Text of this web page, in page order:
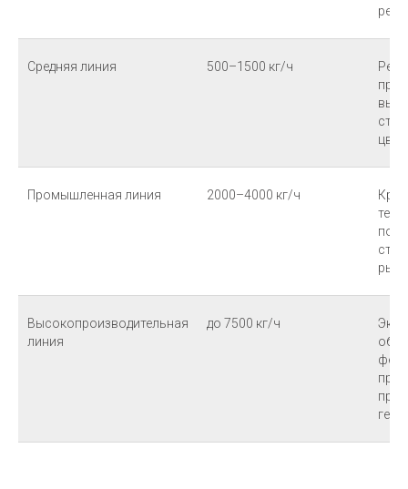
Средняя линия 500–1500 кг/ч
Промышленная линия 2000–4000 кг/ч
Высокопроизводительная
линия
до 7500 кг/ч